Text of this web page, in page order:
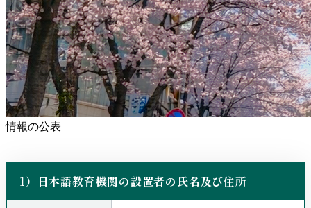
情報の公表
1）日本語教育機関の設置者の氏名及び住所